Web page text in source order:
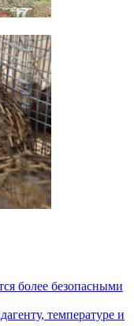
более безопасными
температуре и